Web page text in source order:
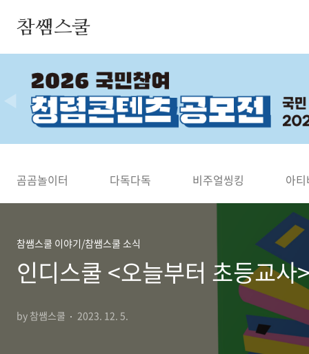
참쌤스쿨
곰곰놀이터 다독다독 비주얼씽킹 아
참쌤스쿨 이야기/참쌤스쿨 소식
인디스쿨 <오늘부터 초등교사
by 참쌤스쿨 2023. 12. 5.